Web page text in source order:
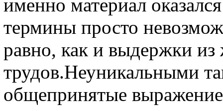
именно материал
термины просто
равно, как и выдержки
трудов.Неуникальными
общепринятые